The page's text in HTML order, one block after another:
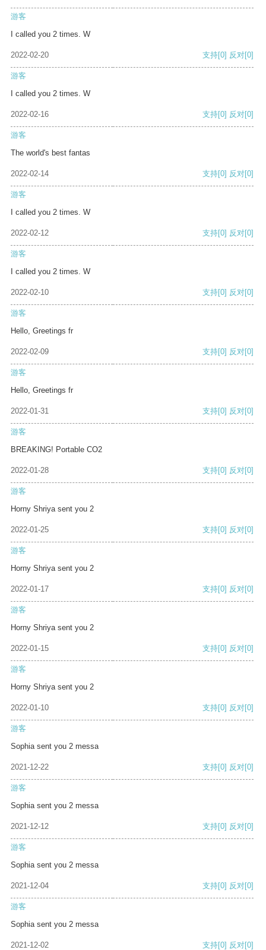
游客
I called you 2 times. W
2022-02-20 支持[0] 反对[0]
游客
I called you 2 times. W
2022-02-16 支持[0] 反对[0]
游客
The world's best fantas
2022-02-14 支持[0] 反对[0]
游客
I called you 2 times. W
2022-02-12 支持[0] 反对[0]
游客
I called you 2 times. W
2022-02-10 支持[0] 反对[0]
游客
Hello, Greetings fr
2022-02-09 支持[0] 反对[0]
游客
Hello, Greetings fr
2022-01-31 支持[0] 反对[0]
游客
BREAKING! Portable CO2
2022-01-28 支持[0] 反对[0]
游客
Horny Shriya sent you 2
2022-01-25 支持[0] 反对[0]
游客
Horny Shriya sent you 2
2022-01-17 支持[0] 反对[0]
游客
Horny Shriya sent you 2
2022-01-15 支持[0] 反对[0]
游客
Horny Shriya sent you 2
2022-01-10 支持[0] 反对[0]
游客
Sophia sent you 2 messa
2021-12-22 支持[0] 反对[0]
游客
Sophia sent you 2 messa
2021-12-12 支持[0] 反对[0]
游客
Sophia sent you 2 messa
2021-12-04 支持[0] 反对[0]
游客
Sophia sent you 2 messa
2021-12-02 支持[0] 反对[0]